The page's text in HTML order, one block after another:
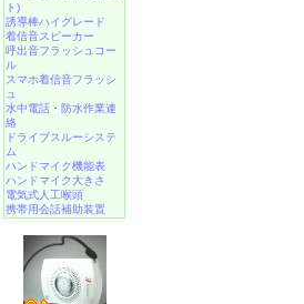
ト)
誘導棒ハイグレード
着信音スピーカー
呼出音フラッシュコー
ル
スマホ着信音フラッシ
ュ
水中電話 ・ 防水作業連
絡
ドライブスルーシステ
ム
ハンドマイク機能表
ハンドマイク大きさ
電気式人工喉頭
携帯用会話補助装置